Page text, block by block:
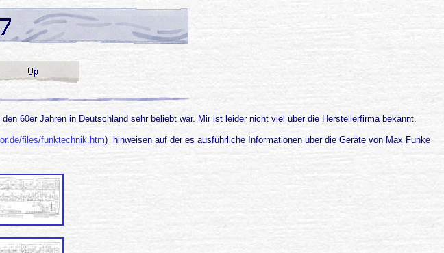
60er Jahren in Deutschland sehr beliebt war. Mir ist leider nicht viel über die Herstellerfirma bekannt.
files/funktechnik.htm) hinweisen auf der es ausführliche Informationen über die Geräte von Max Funke